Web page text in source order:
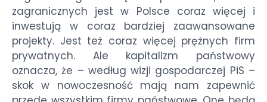
zagranicznych jest w Polsce coraz więcej i
inwestują w coraz bardziej zaawansowane
projekty. Jest też coraz więcej prężnych firm
prywatnych. Ale kapitalizm państwowy
oznacza, że – według wizji gospodarczej PiS –
skok w nowoczesność mają nam zapewnić